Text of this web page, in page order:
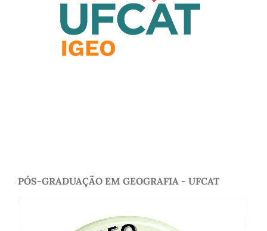
PÓS-GRADUAÇÃO EM GEOGRAFIA - UFCAT